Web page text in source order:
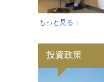
もっと見る +
投資政策